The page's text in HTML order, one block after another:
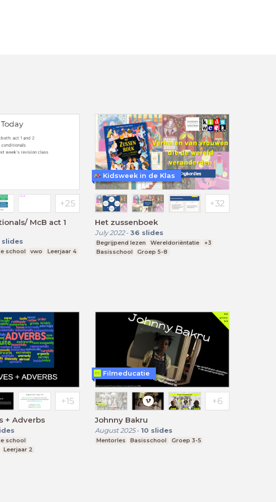
McB act 1
slides
school vwo Leerjaar 4
Het zussenboek
July 2022- 36 slides
Begrijpend lezen Wereldoriëntatie
+3
Basisschool
Groep 5-8
Kidsweek in de Klas
+ Adverbs
school
Leerjaar 2
Johnny Bakru
August 2025- 10 slides
Mentorles Basisschool Groep 3-5
Filmeducatie